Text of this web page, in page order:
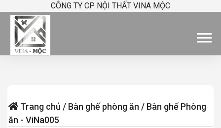
CÔNG TY CP NỘI THẤT VINA MỘC
Trang chủ / Bàn ghế phòng ăn / Bàn ghế Phòng
ăn - ViNa005